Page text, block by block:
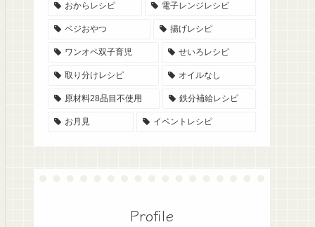
おからレシピ 電子レンジレシピ
ベジおやつ 揚げレシピ
ワンオペ双子育児 せいろレシピ
取り分けレシピ オイルなし
原材料28品目不使用 鉄分補給レシピ
お月見 イベントレシピ
Profile